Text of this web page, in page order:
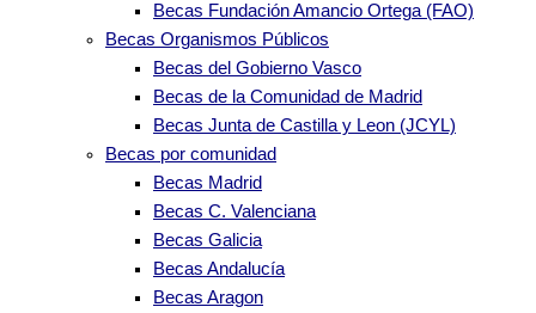
Becas Fundación Amancio Ortega (FAO)
Becas Organismos Públicos
Becas del Gobierno Vasco
Becas de la Comunidad de Madrid
Becas Junta de Castilla y Leon (JCYL)
Becas por comunidad
Becas Madrid
Becas C. Valenciana
Becas Galicia
Becas Andalucía
Becas Aragon